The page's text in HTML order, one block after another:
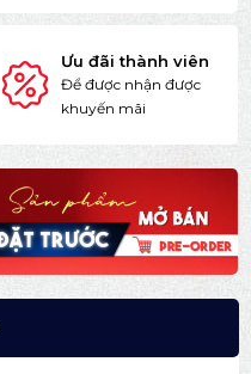
Ưu đãi thành viên
Để được nhận được
khuyến mãi